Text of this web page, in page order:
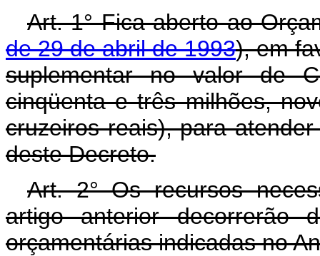
Art. 1° Fica aberto ao
de 29 de abril de 1993), em
suplementar no valor de
cinqüenta e três milhões,
cruzeiros reais), para
deste Decreto.
Art. 2° Os recursos
artigo anterior decorrerão
orçamentárias indicadas no